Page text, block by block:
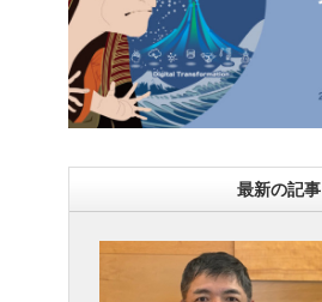
最新の記事